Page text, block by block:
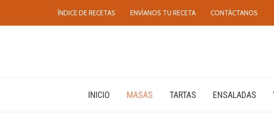
ÍNDICE DE RECETAS ENVÍANOS TU RECETA CONTÁCTANOS
INICIO MASAS TARTAS ENSALADAS